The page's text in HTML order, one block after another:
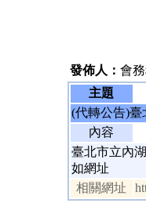
發佈人： 會
主題
(代轉公告)臺
內容
臺北市立內
如網址
相關網址